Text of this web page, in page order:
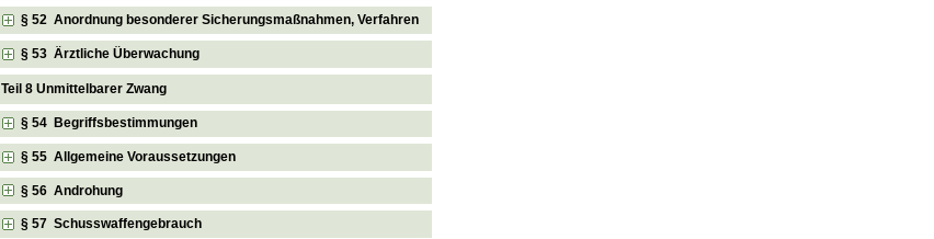
§ 52 Anordnung besonderer Sicherungsmaßnahmen, Verfahren
§ 53 Ärztliche Überwachung
Teil 8 Unmittelbarer Zwang
§ 54 Begriffsbestimmungen
§ 55 Allgemeine Voraussetzungen
§ 56 Androhung
§ 57 Schusswaffengebrauch